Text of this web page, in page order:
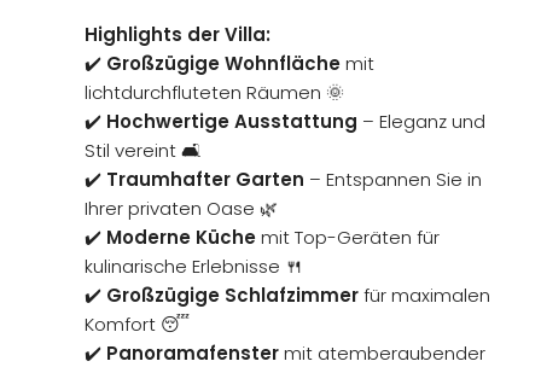
Highlights der Villa:
✔️ Großzügige Wohnflächemit
lichtdurchfluteten Räumen 🌞
✔️ Hochwertige Ausstattung – Eleganz und
Stil vereint 🛋
✔️ Traumhafter Garten – Entspannen Sie in
Ihrer privaten Oase 🌿
✔️ Moderne Küchemit Top-Geräten für
kulinarische Erlebnisse 🍴
✔️ Großzügige Schlafzimmerfür maximalen
Komfort 😴
✔️ Panoramafenstermit atemberaubender